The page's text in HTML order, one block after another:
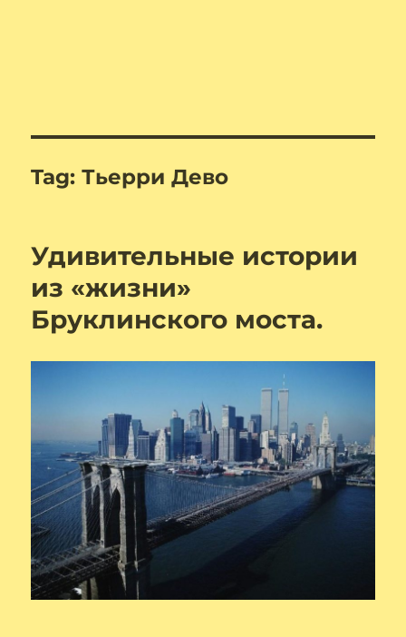
Tag:Тьерри Дево
Удивительные истории
из «жизни»
Бруклинского моста.